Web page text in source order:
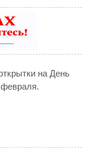
на День
февраля.